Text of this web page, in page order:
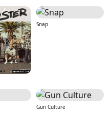
Snap
Gun Culture